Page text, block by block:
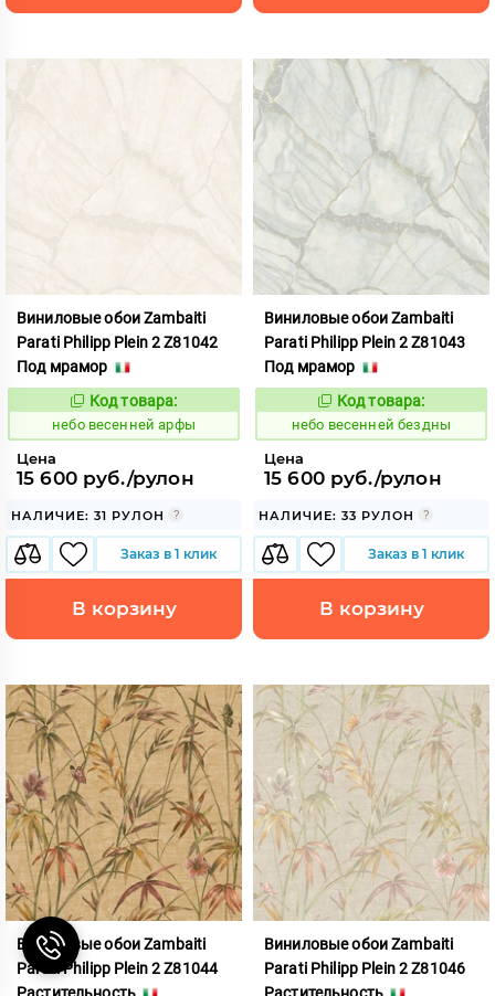
Виниловые обои Zambaiti
Parati Philipp Plein 2 Z81042
Под мрамор
1110626
Код товара:
небо весенней арфы
Цена
15 600 руб./рулон
НАЛИЧИЕ: 31 РУЛОН
Заказ в 1 клик
В корзину
Виниловые обои Zambaiti
Parati Philipp Plein 2 Z81043
Под мрамор
1110627
Код товара:
небо весенней бездны
Цена
15 600 руб./рулон
НАЛИЧИЕ: 33 РУЛОН
Заказ в 1 клик
В корзину
Виниловые обои Zambaiti
Parati Philipp Plein 2 Z81044
Виниловые обои Zambaiti
Parati Philipp Plein 2 Z81046